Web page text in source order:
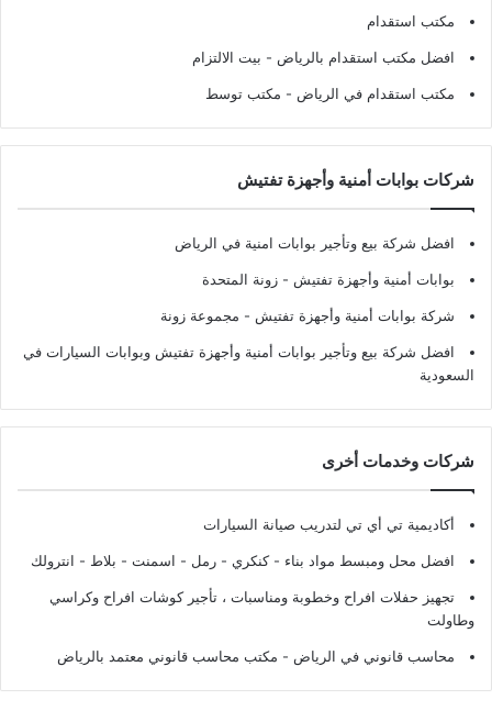
مكتب استقدام
افضل مكتب استقدام بالرياض - بيت الالتزام
مكتب استقدام في الرياض - مكتب توسط
شركات بوابات أمنية وأجهزة تفتيش
افضل شركة بيع وتأجير بوابات امنية في الرياض
بوابات أمنية وأجهزة تفتيش - زونة المتحدة
شركة بوابات أمنية وأجهزة تفتيش - مجموعة زونة
افضل شركة بيع وتأجير بوابات أمنية وأجهزة تفتيش وبوابات السيارات في
السعودية
شركات وخدمات أخرى
أكاديمية تي أي تي لتدريب صيانة السيارات
افضل محل ومبسط مواد بناء - كنكري - رمل - اسمنت - بلاط - انترولك
تجهيز حفلات افراح وخطوبة ومناسبات ، تأجير كوشات افراح وكراسي
وطاولت
محاسب قانوني في الرياض - مكتب محاسب قانوني معتمد بالرياض